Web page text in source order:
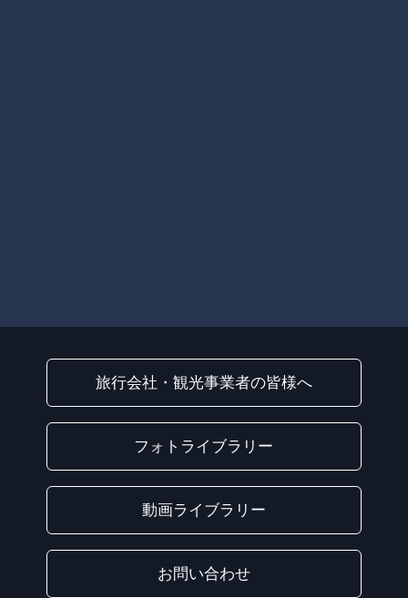
旅行会社・観光事業者の皆様へ
フォトライブラリー
動画ライブラリー
お問い合わせ